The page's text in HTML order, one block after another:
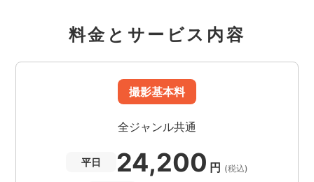
乳幼児の入店
面積13万1000平方メートルという広大な敷地に、
一年を通してさまざまな花が咲くテーマパーク。
高さ19mのデンマーク風車や全長55mのローラー
滑り台、園内を周遊する汽車型バスなどのほか、
手作りのソーセージや地元の特産品が並ぶショッ
料金とサービス内容
撮影基本料
全ジャンル共通
平日 24,200 円 (税込)